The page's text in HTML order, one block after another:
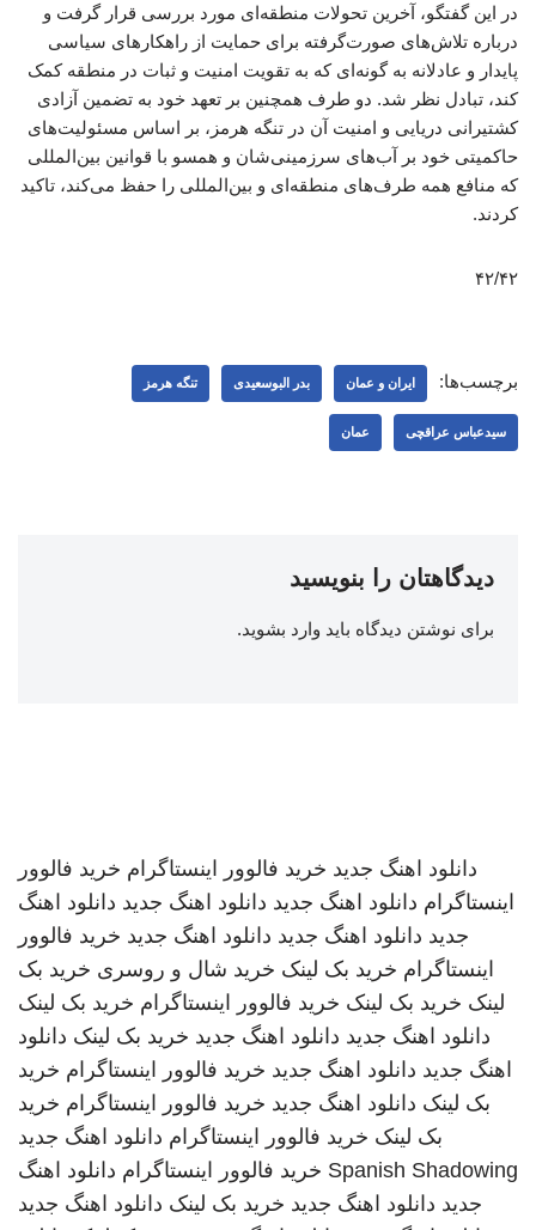
در این گفتگو، آخرین تحولات منطقه‌ای مورد بررسی قرار گرفت و
درباره تلاش‌های صورت‌گرفته برای حمایت از راهکارهای سیاسی
پایدار و عادلانه به گونه‌ای که به تقویت امنیت و ثبات در منطقه کمک
کند، تبادل نظر شد. دو طرف همچنین بر تعهد خود به تضمین آزادی
کشتیرانی دریایی و امنیت آن در تنگه هرمز، بر اساس مسئولیت‌های
حاکمیتی خود بر آب‌های سرزمینی‌شان و همسو با قوانین بین‌المللی
که منافع همه طرف‌های منطقه‌ای و بین‌المللی را حفظ می‌کند، تاکید
کردند.
۴۲/۴۲
برچسب‌ها: ایران و عمان بدر البوسعیدی تنگه هرمز
سیدعباس عراقچی عمان
دیدگاهتان را بنویسید
برای نوشتن دیدگاه باید وارد بشوید.
دانلود اهنگ جدید خرید فالوور اینستاگرام خرید فالوور
اینستاگرام دانلود اهنگ جدید دانلود اهنگ جدید دانلود اهنگ
جدید دانلود اهنگ جدید دانلود اهنگ جدید خرید فالوور
اینستاگرام خرید بک لینک خرید شال و روسری خرید بک
لینک خرید بک لینک خرید فالوور اینستاگرام خرید بک لینک
دانلود اهنگ جدید دانلود اهنگ جدید خرید بک لینک دانلود
اهنگ جدید دانلود اهنگ جدید خرید فالوور اینستاگرام خرید
بک لینک دانلود اهنگ جدید خرید فالوور اینستاگرام خرید
بک لینک خرید فالوور اینستاگرام دانلود اهنگ جدید
Spanish Shadowing خرید فالوور اینستاگرام دانلود اهنگ
جدید دانلود اهنگ جدید خرید بک لینک دانلود اهنگ جدید